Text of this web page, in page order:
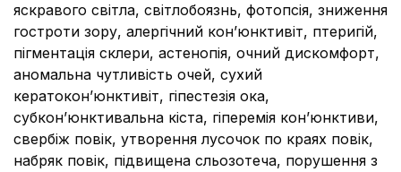
яскравого світла, світлобоязнь, фотопсія, зниження
гостроти зору, алергічний кон’юнктивіт, птеригій,
пігментація склери, астенопія, очний дискомфорт,
аномальна чутливість очей, сухий
кератокон’юнктивіт, гіпестезія ока,
субкон’юнктивальна кіста, гіперемія кон’юнктиви,
свербіж повік, утворення лусочок по краях повік,
набряк повік, підвищена сльозотеча, порушення з